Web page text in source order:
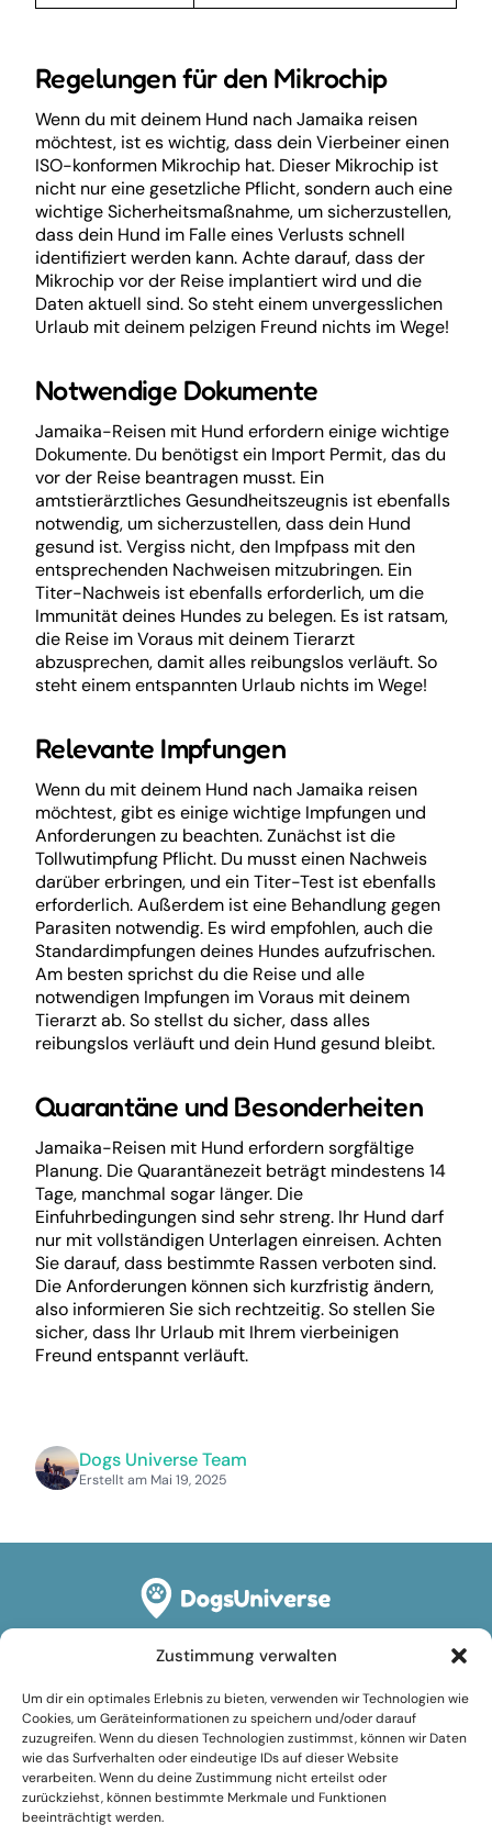
Zustimmung verwalten
Um dir ein optimales Erlebnis zu bieten, verwenden wir Technologien wie
Cookies, um Geräteinformationen zu speichern und/oder darauf
zuzugreifen. Wenn du diesen Technologien zustimmst, können wir Daten
wie das Surfverhalten oder eindeutige IDs auf dieser Website
verarbeiten. Wenn du deine Zustimmung nicht erteilst oder
zurückziehst, können bestimmte Merkmale und Funktionen
beeinträchtigt werden.
Dogs Universe Team
Erstellt am Mai 19, 2025
Regelungen für den Mikrochip
Wenn du mit deinem Hund nach Jamaika reisen
möchtest, ist es wichtig, dass dein Vierbeiner einen
ISO-konformen Mikrochip hat. Dieser Mikrochip ist
nicht nur eine gesetzliche Pflicht, sondern auch eine
wichtige Sicherheitsmaßnahme, um sicherzustellen,
dass dein Hund im Falle eines Verlusts schnell
identifiziert werden kann. Achte darauf, dass der
Mikrochip vor der Reise implantiert wird und die
Daten aktuell sind. So steht einem unvergesslichen
Urlaub mit deinem pelzigen Freund nichts im Wege!
Notwendige Dokumente
Jamaika-Reisen mit Hund erfordern einige wichtige
Dokumente. Du benötigst ein Import Permit, das du
vor der Reise beantragen musst. Ein
amtstierärztliches Gesundheitszeugnis ist ebenfalls
notwendig, um sicherzustellen, dass dein Hund
gesund ist. Vergiss nicht, den Impfpass mit den
entsprechenden Nachweisen mitzubringen. Ein
Titer-Nachweis ist ebenfalls erforderlich, um die
Immunität deines Hundes zu belegen. Es ist ratsam,
die Reise im Voraus mit deinem Tierarzt
abzusprechen, damit alles reibungslos verläuft. So
steht einem entspannten Urlaub nichts im Wege!
Relevante Impfungen
Wenn du mit deinem Hund nach Jamaika reisen
möchtest, gibt es einige wichtige Impfungen und
Anforderungen zu beachten. Zunächst ist die
Tollwutimpfung Pflicht. Du musst einen Nachweis
darüber erbringen, und ein Titer-Test ist ebenfalls
erforderlich. Außerdem ist eine Behandlung gegen
Parasiten notwendig. Es wird empfohlen, auch die
Standardimpfungen deines Hundes aufzufrischen.
Am besten sprichst du die Reise und alle
notwendigen Impfungen im Voraus mit deinem
Tierarzt ab. So stellst du sicher, dass alles
reibungslos verläuft und dein Hund gesund bleibt.
Quarantäne und Besonderheiten
Jamaika-Reisen mit Hund erfordern sorgfältige
Planung. Die Quarantänezeit beträgt mindestens 14
Tage, manchmal sogar länger. Die
Einfuhrbedingungen sind sehr streng. Ihr Hund darf
nur mit vollständigen Unterlagen einreisen. Achten
Sie darauf, dass bestimmte Rassen verboten sind.
Die Anforderungen können sich kurzfristig ändern,
also informieren Sie sich rechtzeitig. So stellen Sie
sicher, dass Ihr Urlaub mit Ihrem vierbeinigen
Freund entspannt verläuft.
Impressum
Datenschutzerklärung
Cookie-Richtlinie (EU)
Nutzungsbedingungen